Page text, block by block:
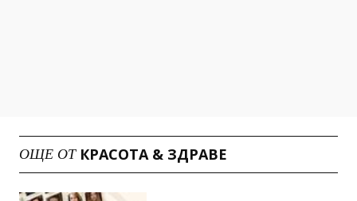
ОЩЕ ОТ КРАСОТА & ЗДРАВЕ